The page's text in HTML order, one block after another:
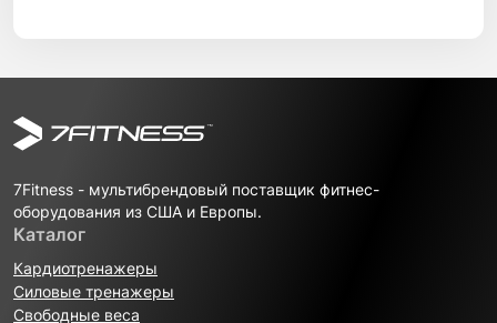
7Fitness - мультибрендовый поставщик фитнес-
оборудования из США и Европы.
Каталог
Кардиотренажеры
Силовые тренажеры
Свободные веса